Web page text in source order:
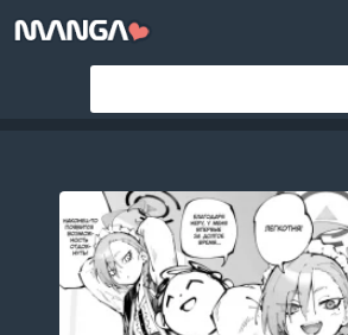
Авторы
Аниме хентай
Сборники манги